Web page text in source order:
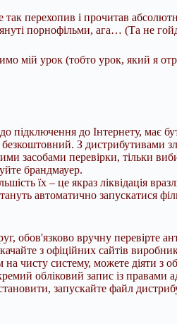
перехопив і прочитав
порнофільми, ага… (Та не
мій урок (тобто урок, який я
до Інтернету, має
З дистрибутивами
засобами перевірки, тільки
брандмауер.
їх – це якраз ліквідація
автоматично
обов'язково вручну перевірте
з офіційних сайтів
чисту систему, можете діяти з
обліковий запис із
запускайте файл